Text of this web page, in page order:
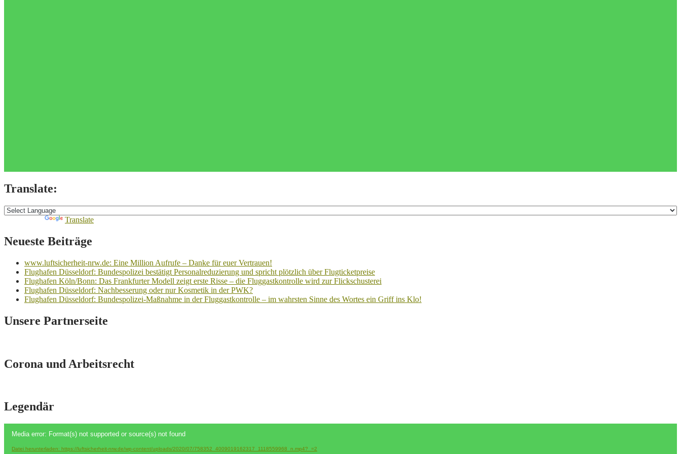
Translate:
Translate
Neueste Beiträge
www.luftsicherheit-nrw.de: Eine Million Aufrufe – Danke für euer Vertrauen!
Flughafen Düsseldorf: Bundespolizei bestätigt Personalreduzierung und spricht plötzlich über Flugticketpreise
Flughafen Köln/Bonn: Das Frankfurter Modell zeigt erste Risse – die Fluggastkontrolle wird zur Flickschusterei
Flughafen Düsseldorf: Nachbesserung oder nur Kosmetik in der PWK?
Flughafen Düsseldorf: Bundespolizei-Maßnahme in der Fluggastkontrolle – im wahrsten Sinne des Wortes ein Griff ins Klo!
Unsere Partnerseite
Corona und Arbeitsrecht
Legendär
Player
Media error: Format(s) not supported or source(s) not found
Datei herunterladen: https://luftsicherheit-nrw.de/wp-content/uploads/2020/07/758352_4009019162317_1118559968_n.mp4?_=2